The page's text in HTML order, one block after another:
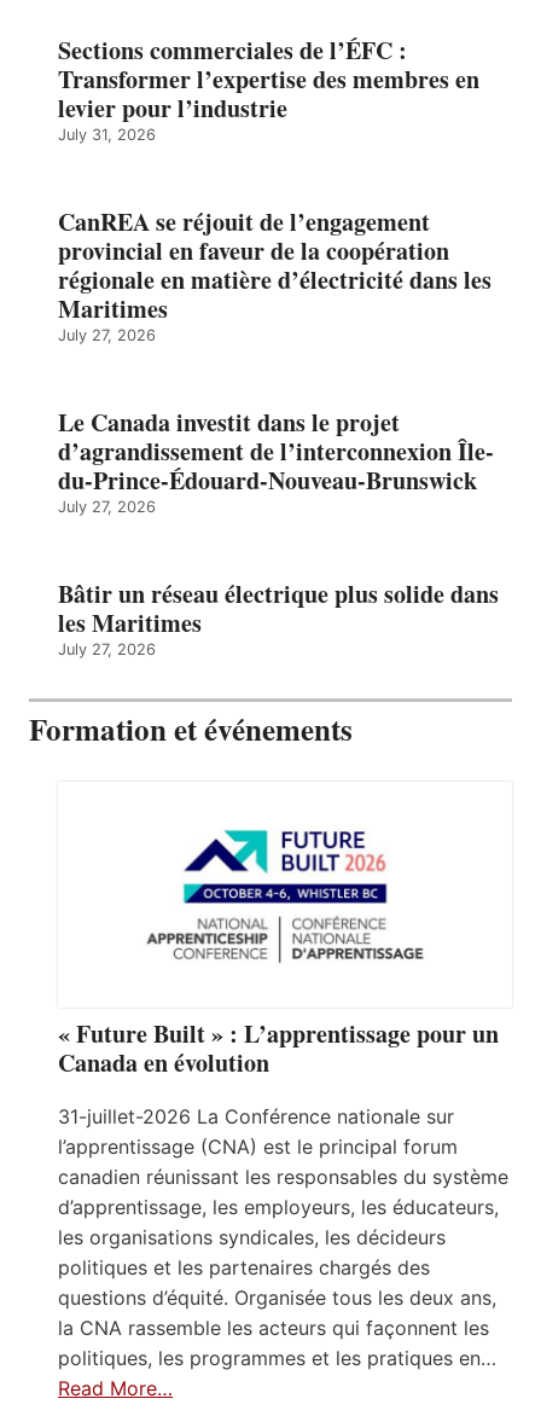
Sections commerciales de l’ÉFC :
Transformer l’expertise des membres en
levier pour l’industrie
July 31, 2026
CanREA se réjouit de l’engagement
provincial en faveur de la coopération
régionale en matière d’électricité dans les
Maritimes
July 27, 2026
Le Canada investit dans le projet
d’agrandissement de l’interconnexion Île-
du-Prince-Édouard-Nouveau-Brunswick
July 27, 2026
Bâtir un réseau électrique plus solide dans
les Maritimes
July 27, 2026
Formation et événements
« Future Built » : L’apprentissage pour un
Canada en évolution
31-juillet-2026 La Conférence nationale sur
l’apprentissage (CNA) est le principal forum
canadien réunissant les responsables du système
d’apprentissage, les employeurs, les éducateurs,
les organisations syndicales, les décideurs
politiques et les partenaires chargés des
questions d’équité. Organisée tous les deux ans,
la CNA rassemble les acteurs qui façonnent les
politiques, les programmes et les pratiques en…
Read More…